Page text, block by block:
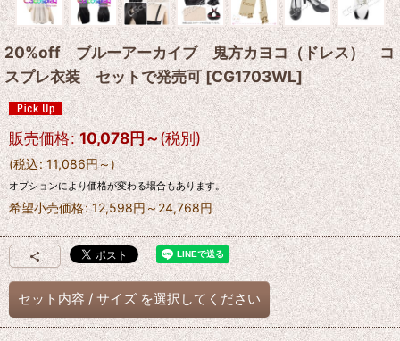
20%off ブルーアーカイブ 鬼方カヨコ（ドレス） コ
スプレ衣装 セットで発売可[CG1703WL]
販売価格: 10,078円～(税別)
(税込: 11,086円～)
オプションにより価格が変わる場合もあります。
希望小売価格: 12,598円～24,768円
セット内容 / サイズ を選択してください